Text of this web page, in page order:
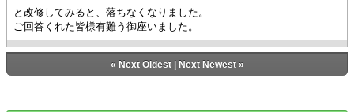
}
}
set self._done? = true
}
{return ret}
}
と改修してみると、落ちなくなりました。
ご回答くれた皆様有難う御座いました。
« Next Oldest| Next Newest»